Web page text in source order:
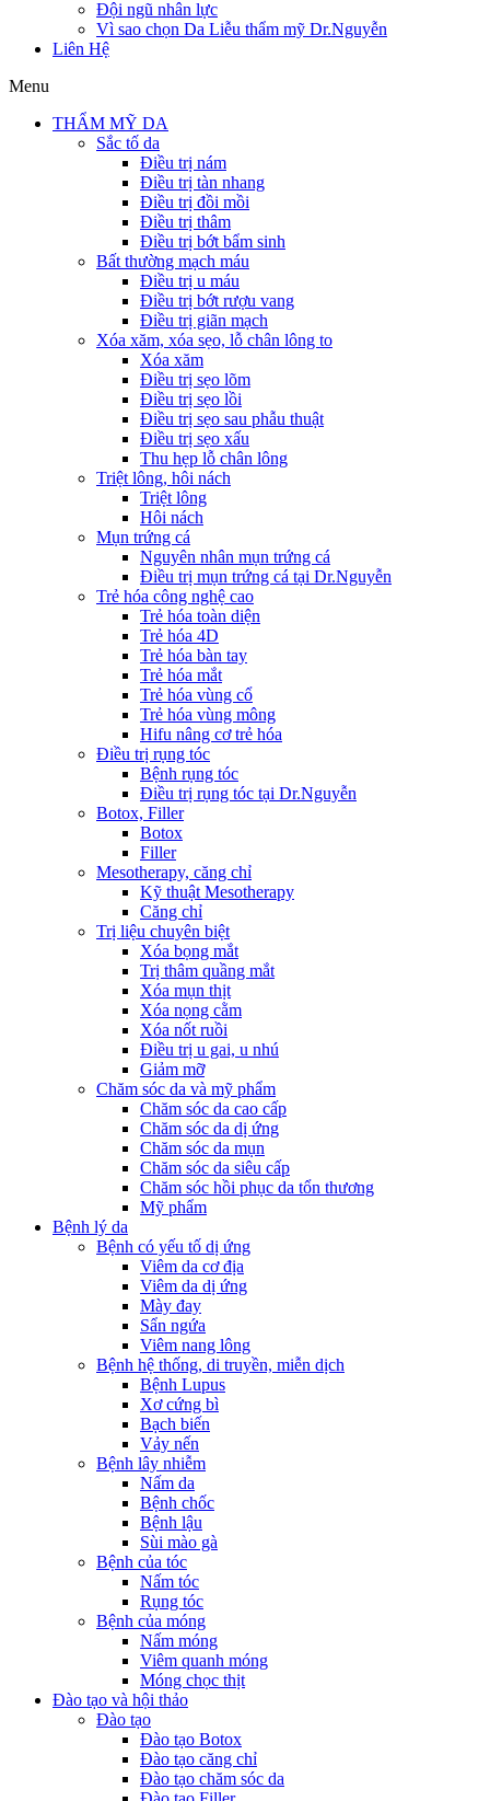
Đội ngũ nhân lực
Vì sao chọn Da Liễu thẩm mỹ Dr.Nguyễn
Liên Hệ
Menu
THẨM MỸ DA
Sắc tố da
Điều trị nám
Điều trị tàn nhang
Điều trị đồi mồi
Điều trị thâm
Điều trị bớt bẩm sinh
Bất thường mạch máu
Điều trị u máu
Điều trị bớt rượu vang
Điều trị giãn mạch
Xóa xăm, xóa sẹo, lỗ chân lông to
Xóa xăm
Điều trị sẹo lõm
Điều trị sẹo lồi
Điều trị sẹo sau phẫu thuật
Điều trị sẹo xấu
Thu hẹp lỗ chân lông
Triệt lông, hôi nách
Triệt lông
Hôi nách
Mụn trứng cá
Nguyên nhân mụn trứng cá
Điều trị mụn trứng cá tại Dr.Nguyễn
Trẻ hóa công nghệ cao
Trẻ hóa toàn diện
Trẻ hóa 4D
Trẻ hóa bàn tay
Trẻ hóa mắt
Trẻ hóa vùng cổ
Trẻ hóa vùng mông
Hifu nâng cơ trẻ hóa
Điều trị rụng tóc
Bệnh rụng tóc
Điều trị rụng tóc tại Dr.Nguyễn
Botox, Filler
Botox
Filler
Mesotherapy, căng chỉ
Kỹ thuật Mesotherapy
Căng chỉ
Trị liệu chuyên biệt
Xóa bọng mắt
Trị thâm quầng mắt
Xóa mụn thịt
Xóa nọng cằm
Xóa nốt ruồi
Điều trị u gai, u nhú
Giảm mỡ
Chăm sóc da và mỹ phẩm
Chăm sóc da cao cấp
Chăm sóc da dị ứng
Chăm sóc da mụn
Chăm sóc da siêu cấp
Chăm sóc hồi phục da tổn thương
Mỹ phẩm
Bệnh lý da
Bệnh có yếu tố dị ứng
Viêm da cơ địa
Viêm da dị ứng
Mày đay
Sẩn ngứa
Viêm nang lông
Bệnh hệ thống, di truyền, miễn dịch
Bệnh Lupus
Xơ cứng bì
Bạch biến
Vảy nến
Bệnh lây nhiễm
Nấm da
Bệnh chốc
Bệnh lậu
Sùi mào gà
Bệnh của tóc
Nấm tóc
Rụng tóc
Bệnh của móng
Nấm móng
Viêm quanh móng
Móng chọc thịt
Đào tạo và hội thảo
Đào tạo
Đào tạo Botox
Đào tạo căng chỉ
Đào tạo chăm sóc da